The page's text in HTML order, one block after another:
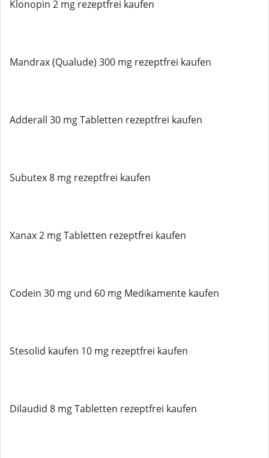
Klonopin 2 mg rezeptfrei kaufen
Mandrax (Qualude) 300 mg rezeptfrei kaufen
Adderall 30 mg Tabletten rezeptfrei kaufen
Subutex 8 mg rezeptfrei kaufen
Xanax 2 mg Tabletten rezeptfrei kaufen
Codein 30 mg und 60 mg Medikamente kaufen
Stesolid kaufen 10 mg rezeptfrei kaufen
Dilaudid 8 mg Tabletten rezeptfrei kaufen